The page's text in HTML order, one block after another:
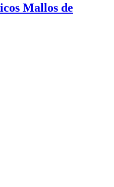
Mallos de